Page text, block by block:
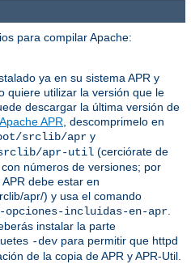
para compilar Apache:
ya en su sistema APR y
quiere utilizar la versión que le
descargar la última versión de
Apache APR, descomprimelo en
srclib/apr y
apr-util (cerciórate de
números de versiones; por
debe estar en
apr/) y usa el comando
incluidas-en-apr.
instalar la parte
-dev para permitir que httpd
de la copia de APR y APR-Util.